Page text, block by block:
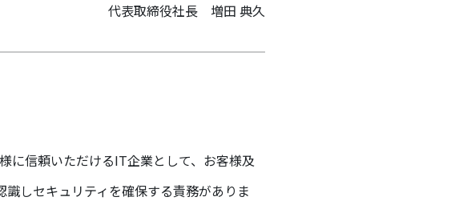
代表取締役社長 増田 典久
に信頼いただけるIT企業として、お客様及
しセキュリティを確保する責務がありま